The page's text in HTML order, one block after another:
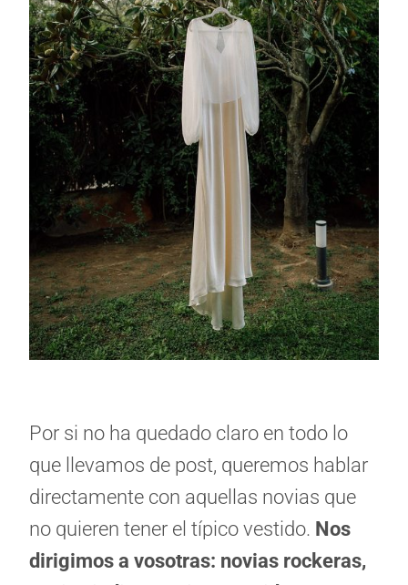
Por si no ha quedado claro en todo lo
que llevamos de post, queremos hablar
directamente con aquellas novias que
no quieren tener el típico vestido. Nos
dirigimos a vosotras: novias rockeras,